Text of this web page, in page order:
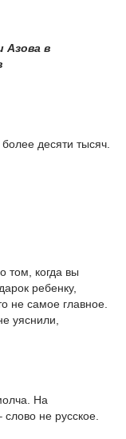
Азова в
десяти тысяч.
том, когда вы
ребенку,
не самое главное.
уяснили,
На
не русское.